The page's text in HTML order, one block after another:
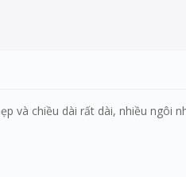
và chiều dài rất dài, nhiều